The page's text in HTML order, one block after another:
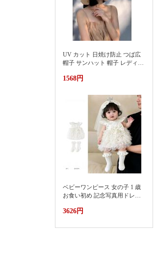
UV カット 日焼け防止 つば広
帽子 サンハット 帽子 レディー
好看防晒显脸小沙滩海边防紫
1568円
ベビーワンピース 女の子 1 歳
お食い初め 記念写真用ドレス
周礼服裙子婴儿夏装连衣裙蛋
3626円